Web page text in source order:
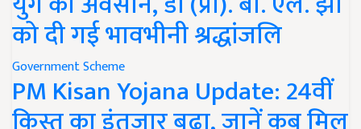
को दी गई भावभीनी श्रद्धांजलि
Government Scheme
PM Kisan Yojana Update: 24वीं